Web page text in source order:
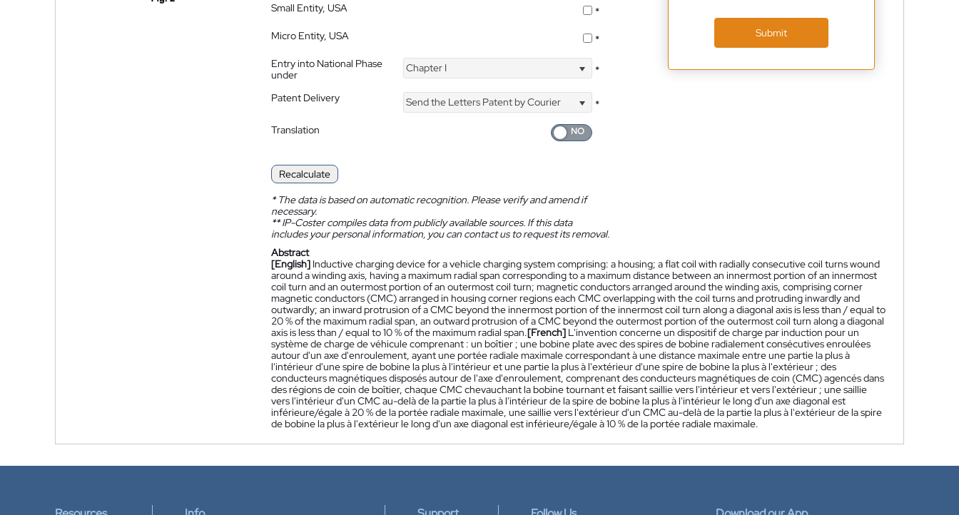
Small Entity, USA
*
Micro Entity, USA
*
Entry into National Phase
under
Chapter I *
Patent Delivery Send the Letters Patent by Courier
*
Translation
Recalculate
*The data is based on automatic recognition. Please verify and amend if
necessary.
**IP-Coster compiles data from publicly available sources. If this data
includes your personal information, you can contact us to request its removal.
Submit
Abstract
[English] Inductive charging device for a vehicle charging system comprising: a housing; a flat coil with radially consecutive coil turns wound
around a winding axis, having a maximum radial span corresponding to a maximum distance between an innermost portion of an innermost
coil turn and an outermost portion of an outermost coil turn; magnetic conductors arranged around the winding axis, comprising corner
magnetic conductors (CMC) arranged in housing corner regions each CMC overlapping with the coil turns and protruding inwardly and
outwardly; an inward protrusion of a CMC beyond the innermost portion of the innermost coil turn along a diagonal axis is less than / equal to
20 % of the maximum radial span, an outward protrusion of a CMC beyond the outermost portion of the outermost coil turn along a diagonal
axis is less than / equal to 10 % of the maximum radial span.[French] L'invention concerne un dispositif de charge par induction pour un
système de charge de véhicule comprenant : un boîtier ; une bobine plate avec des spires de bobine radialement consécutives enroulées
autour d'un axe d'enroulement, ayant une portée radiale maximale correspondant à une distance maximale entre une partie la plus à
l'intérieur d'une spire de bobine la plus à l'intérieur et une partie la plus à l'extérieur d'une spire de bobine la plus à l'extérieur ; des
conducteurs magnétiques disposés autour de l'axe d'enroulement, comprenant des conducteurs magnétiques de coin (CMC) agencés dans
des régions de coin de boîtier, chaque CMC chevauchant la bobine tournant et faisant saillie vers l'intérieur et vers l'extérieur ; une saillie
vers l'intérieur d'un CMC au-delà de la partie la plus à l'intérieur de la spire de bobine la plus à l'intérieur le long d'un axe diagonal est
inférieure/égale à 20 % de la portée radiale maximale, une saillie vers l'extérieur d'un CMC au-delà de la partie la plus à l'extérieur de la spire
de bobine la plus à l'extérieur le long d'un axe diagonal est inférieure/égale à 10 % de la portée radiale maximale.